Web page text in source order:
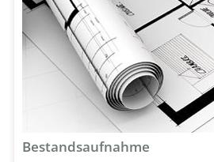
Bestandsaufnahme